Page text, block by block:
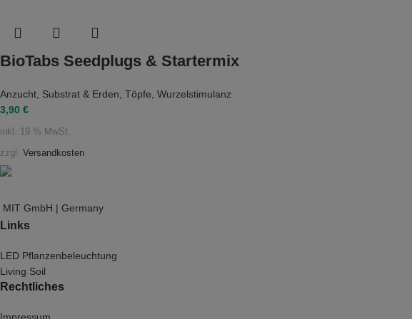
BioTabs Seedplugs & Startermix
Anzucht Substrat & Erden Töpfe Wurzelstimulanz
3,90 €
inkl. 19 % MwSt.
zzgl. Versandkosten
MIT GmbH | Germany
Links
LED Pflanzenbeleuchtung
Living Soil
Rechtliches
Impressum